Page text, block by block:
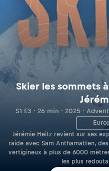
Skier les sommets
S1 E3 · 26 min · 2025 ·
Jérémie Heitz revient sur ses
raide avec Sam Anthamatten,
vertigineux à plus de 6000
les plus